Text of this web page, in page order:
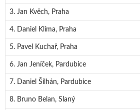
3. Jan Kvěch, Praha
4. Daniel Klíma, Praha
5. Pavel Kuchař, Praha
6. Jan Jeníček, Pardubice
7. Daniel Šilhán, Pardubice
8. Bruno Belan, Slaný